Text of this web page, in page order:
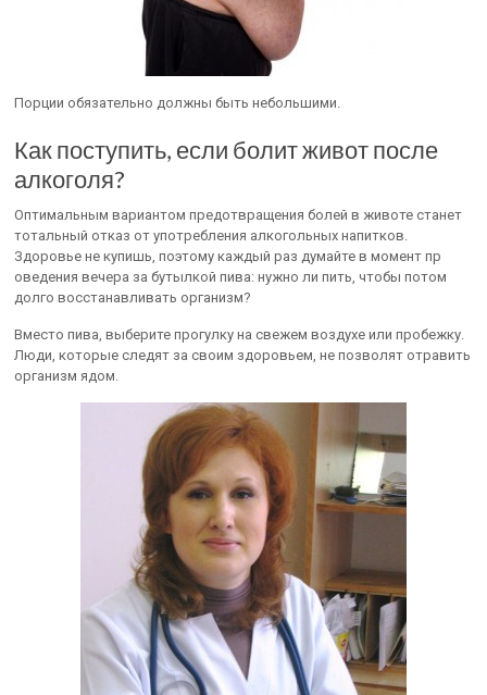
Порции обязательно должны быть небольшими.
Как поступить, если болит живот после
алкоголя?
Оптимальным вариантом предотвращения болей в животе станет
тотальный отказ от употребления алкогольных напитков.
Здоровье не купишь, поэтому каждый раз думайте в момент пр
оведения вечера за бутылкой пива: нужно ли пить, чтобы потом
долго восстанавливать организм?
Вместо пива, выберите прогулку на свежем воздухе или пробежку.
Люди, которые следят за своим здоровьем, не позволят отравить
организм ядом.